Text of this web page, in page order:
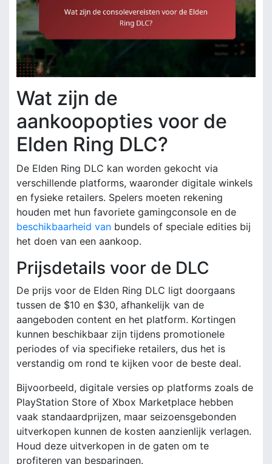
Wat zijn de
aankoopopties voor de
Elden Ring DLC?
De Elden Ring DLC kan worden gekocht via
verschillende platforms, waaronder digitale winkels
en fysieke retailers. Spelers moeten rekening
houden met hun favoriete gamingconsole en de
beschikbaarheid van bundels of speciale edities bij
het doen van een aankoop.
Prijsdetails voor de DLC
De prijs voor de Elden Ring DLC ligt doorgaans
tussen de $10 en $30, afhankelijk van de
aangeboden content en het platform. Kortingen
kunnen beschikbaar zijn tijdens promotionele
periodes of via specifieke retailers, dus het is
verstandig om rond te kijken voor de beste deal.
Bijvoorbeeld, digitale versies op platforms zoals de
PlayStation Store of Xbox Marketplace hebben
vaak standaardprijzen, maar seizoensgebonden
uitverkopen kunnen de kosten aanzienlijk verlagen.
Houd deze uitverkopen in de gaten om te
profiteren van besparingen.